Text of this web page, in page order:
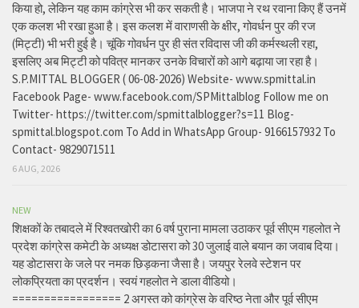
किया हो, लेकिन यह काम कांग्रेस भी कर सकती है। भाजपा ने रथ रवाना किए हैं उनमें
एक कलश भी रखा हुआ है। इस कलश में वाराणसी के क्षीर, गोवर्धन पुर की रज
(मिट्टी) भी भरी हुई है। चूंकि गोवर्धन पुर ही संत रविदास जी की कर्मस्थली रहा,
इसलिए अब मिट्टी को पवित्र मानकर उनके विचारों को आगे बढ़ाया जा रहा है।
S.P.MITTAL BLOGGER ( 06-08-2026) Website- www.spmittal.in
Facebook Page- www.facebook.com/SPMittalblog Follow me on
Twitter- https://twitter.com/spmittalblogger?s=11 Blog-
spmittal.blogspot.com To Add in WhatsApp Group- 9166157932 To
Contact- 9829071511
6 AUG, 2026
NEW
शिक्षकों के तबादले में रिश्वतखोरी का 6 वर्ष पुराना मामला उठाकर पूर्व सीएम गहलोत ने
प्रदेश कांग्रेस कमेटी के अध्यक्ष डोटासरा को 30 जुलाई वाले बयान का जवाब दिया।
यह डोटासरा के जले पर नमक छिड़कना जैसा है। जयपुर रेलवे स्टेशन पर
लोकप्रियता का प्रदर्शन। स्वयं गहलोत ने डाला वीडियो।
================= 2 अगस्त को कांग्रेस के वरिष्ठ नेता और पूर्व सीएम